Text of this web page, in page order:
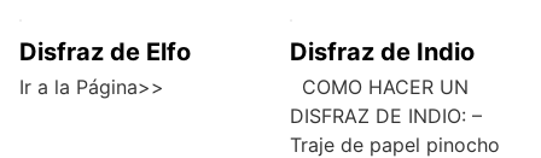
Disfraz de Elfo
Ir a la Página>>
Disfraz de Indio
COMO HACER UN
DISFRAZ DE INDIO: –
Traje de papel pinocho